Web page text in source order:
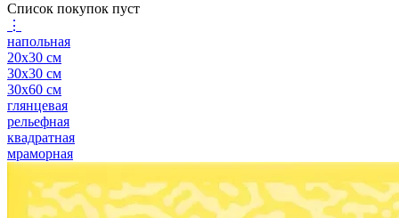
Список покупок пуст
⋮
напольная
20x30 см
30x30 см
30x60 см
глянцевая
рельефная
квадратная
мраморная